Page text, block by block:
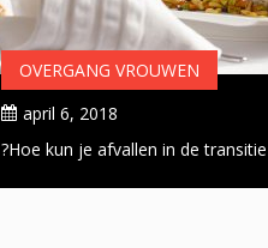
OVERGANG VROUWEN
april 6, 2018
Hoe kun je afvallen in de transitie?